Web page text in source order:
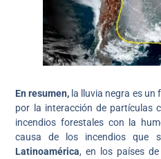
En resumen, la lluvia negra es
por la interacción de partículas
incendios forestales con la
causa de los incendios que
Latinoamérica, en los países de